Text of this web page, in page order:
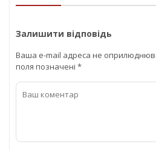
Залишити відповідь
Ваша e-mail адреса не
поля позначені *